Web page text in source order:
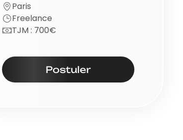
Paris
Freelance
TJM : 700€
Postuler